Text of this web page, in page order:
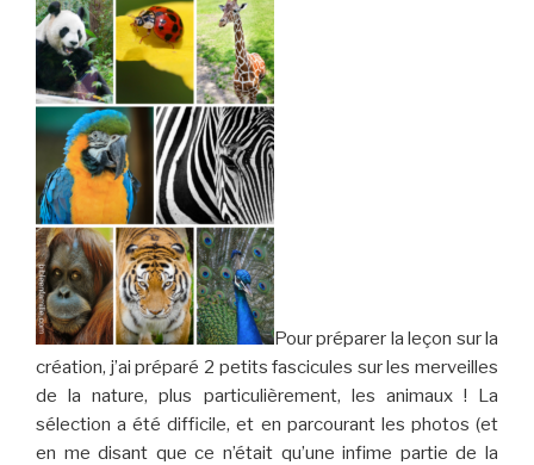
Pour préparer la leçon sur la
création, j’ai préparé 2 petits fascicules sur les merveilles
de la nature, plus particulièrement, les animaux ! La
sélection a été difficile, et en parcourant les photos (et
en me disant que ce n’était qu’une infime partie de la